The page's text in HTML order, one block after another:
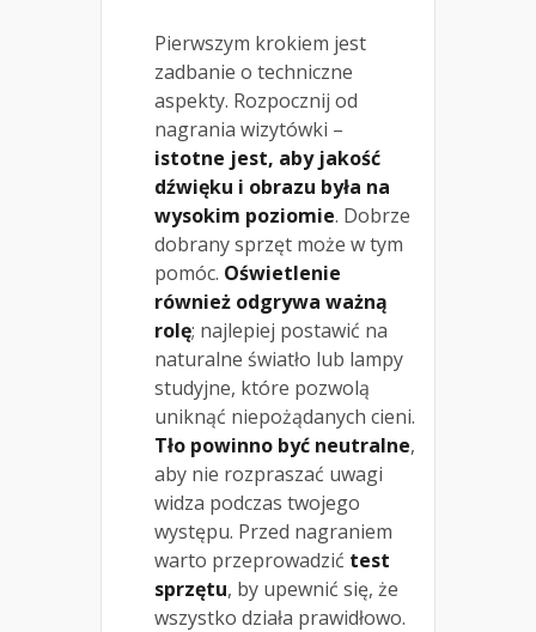
Pierwszym krokiem jest
zadbanie o techniczne
aspekty. Rozpocznij od
nagrania wizytówki –
istotne jest, aby jakość
dźwięku i obrazu była na
wysokim poziomie. Dobrze
dobrany sprzęt może w tym
pomóc. Oświetlenie
również odgrywa ważną
rolę; najlepiej postawić na
naturalne światło lub lampy
studyjne, które pozwolą
uniknąć niepożądanych cieni.
Tło powinno być neutralne,
aby nie rozpraszać uwagi
widza podczas twojego
występu. Przed nagraniem
warto przeprowadzić test
sprzętu, by upewnić się, że
wszystko działa prawidłowo.